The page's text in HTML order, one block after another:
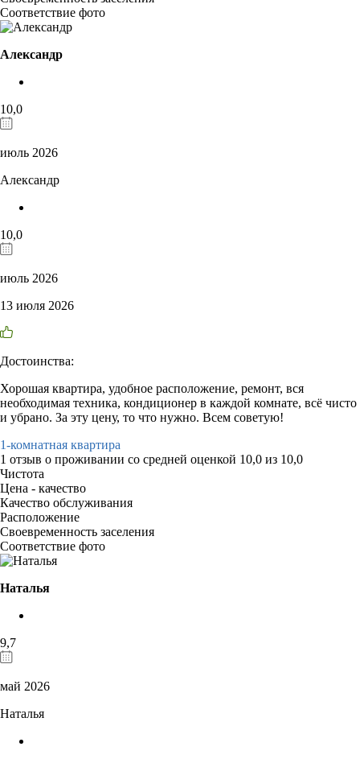
Соответствие фото
Александр
10,0
июль 2026
Александр
10,0
июль 2026
13 июля 2026
Достоинства:
Хорошая квартира, удобное расположение, ремонт, вся
необходимая техника, кондиционер в каждой комнате, всё чисто
и убрано. За эту цену, то что нужно. Всем советую!
1-комнатная квартира
1 отзыв о проживании со средней оценкой 10,0 из 10,0
Чистота
Цена - качество
Качество обслуживания
Расположение
Своевременность заселения
Соответствие фото
Наталья
9,7
май 2026
Наталья